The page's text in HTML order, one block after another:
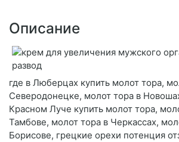
Описание
где в Люберцах купить молот тора,
Северодонецке, молот тора в
Красном Луче купить молот тора,
Тамбове, молот тора в Черкассах,
Борисове, грецкие орехи потенция